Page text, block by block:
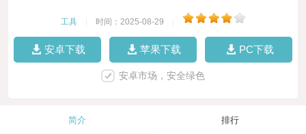
工具 时间：2025-08-29
安卓下载 苹果下载 PC下载
安卓市场，安全绿色
简介 排行